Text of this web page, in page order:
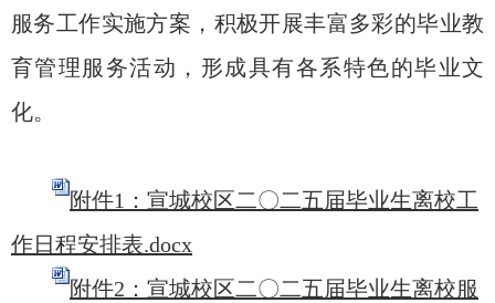
服务工作实施方案，积极开展丰富多彩的毕业教
育管理服务活动，形成具有各系特色的毕业文
化。
附件1：宣城校区二〇二五届毕业生离校工
作日程安排表.docx
附件2：宣城校区二〇二五届毕业生离校服